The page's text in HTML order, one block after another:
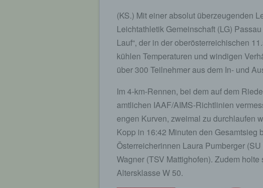
(KS.) Mit einer absolut überzeugenden
Leichtathletik Gemeinschaft (LG)
Lauf“, der in der oberösterreichischen
kühlen Temperaturen und windigen
über 300 Teilnehmer aus dem In- und
Im 4-km-Rennen, bei dem auf dem
amtlichen IAAF/AIMS-Richtlinien
engen Kurven, zweimal zu durchlaufen
Kopp in 16:42 Minuten den Gesamtsieg
Österreicherinnen Laura Pumberger
Wagner (TSV Mattighofen). Zudem
Altersklasse W 50.